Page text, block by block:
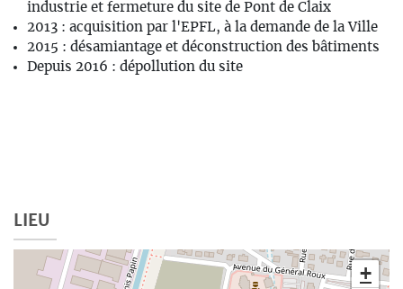
LIEU
+
industrie et fermeture du site de Pont de Claix
2013 : acquisition par l'EPFL, à la demande de la Ville
2015 : désamiantage et déconstruction des bâtiments
Depuis 2016 : dépollution du site